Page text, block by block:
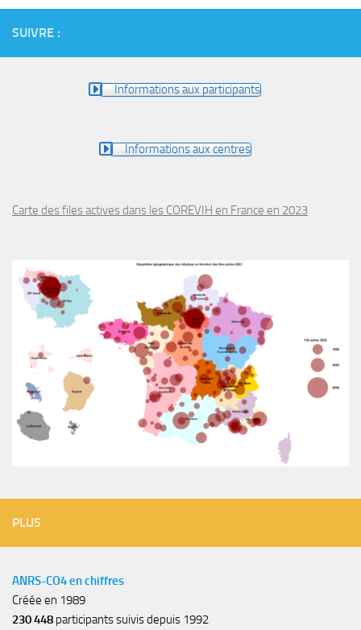
SUIVRE :
Informations aux participants
Informations aux centres
Carte des files actives dans les COREVIH en France en 2023
PLUS
ANRS-CO4 en chiffres
Créée en 1989
230 448 participants suivis depuis 1992